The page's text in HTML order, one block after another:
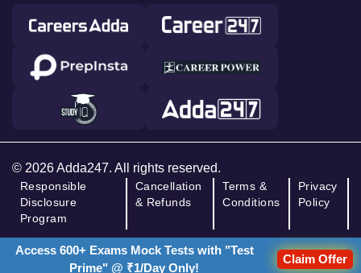
© 2026 Adda247. All rights reserved.
Responsible
Disclosure
Program
Cancellation
& Refunds
Terms &
Conditions
Privacy
Policy
Access 600+ Exams Mock Tests with "Test
Prime" @ ₹1/Day Only!
Claim Offer